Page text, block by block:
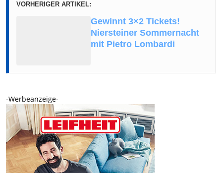
VORHERIGER ARTIKEL:
Gewinnt 3×2 Tickets!
Niersteiner Sommernacht
mit Pietro Lombardi
-Werbeanzeige-